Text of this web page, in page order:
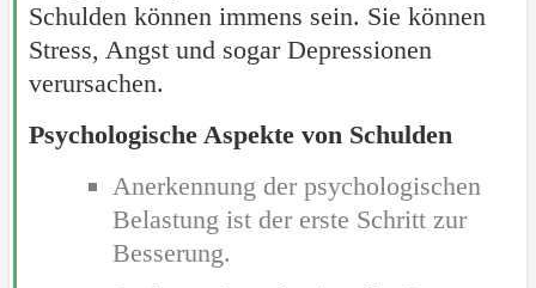
Schulden können immens sein. Sie können
Stress, Angst und sogar Depressionen
verursachen.
Psychologische Aspekte von Schulden
Anerkennung der psychologischen
Belastung ist der erste Schritt zur
Besserung.